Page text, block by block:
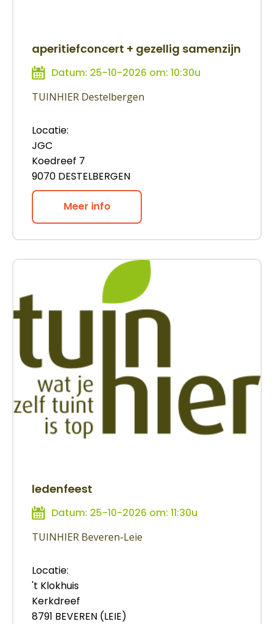
aperitiefconcert + gezellig samenzijn
Datum: 25-10-2026 om: 10:30u
TUINHIER Destelbergen
Locatie:
JGC
Koedreef 7
9070 DESTELBERGEN
Meer info
ledenfeest
Datum: 25-10-2026 om: 11:30u
TUINHIER Beveren-Leie
Locatie:
't Klokhuis
Kerkdreef
8791 BEVEREN (LEIE)